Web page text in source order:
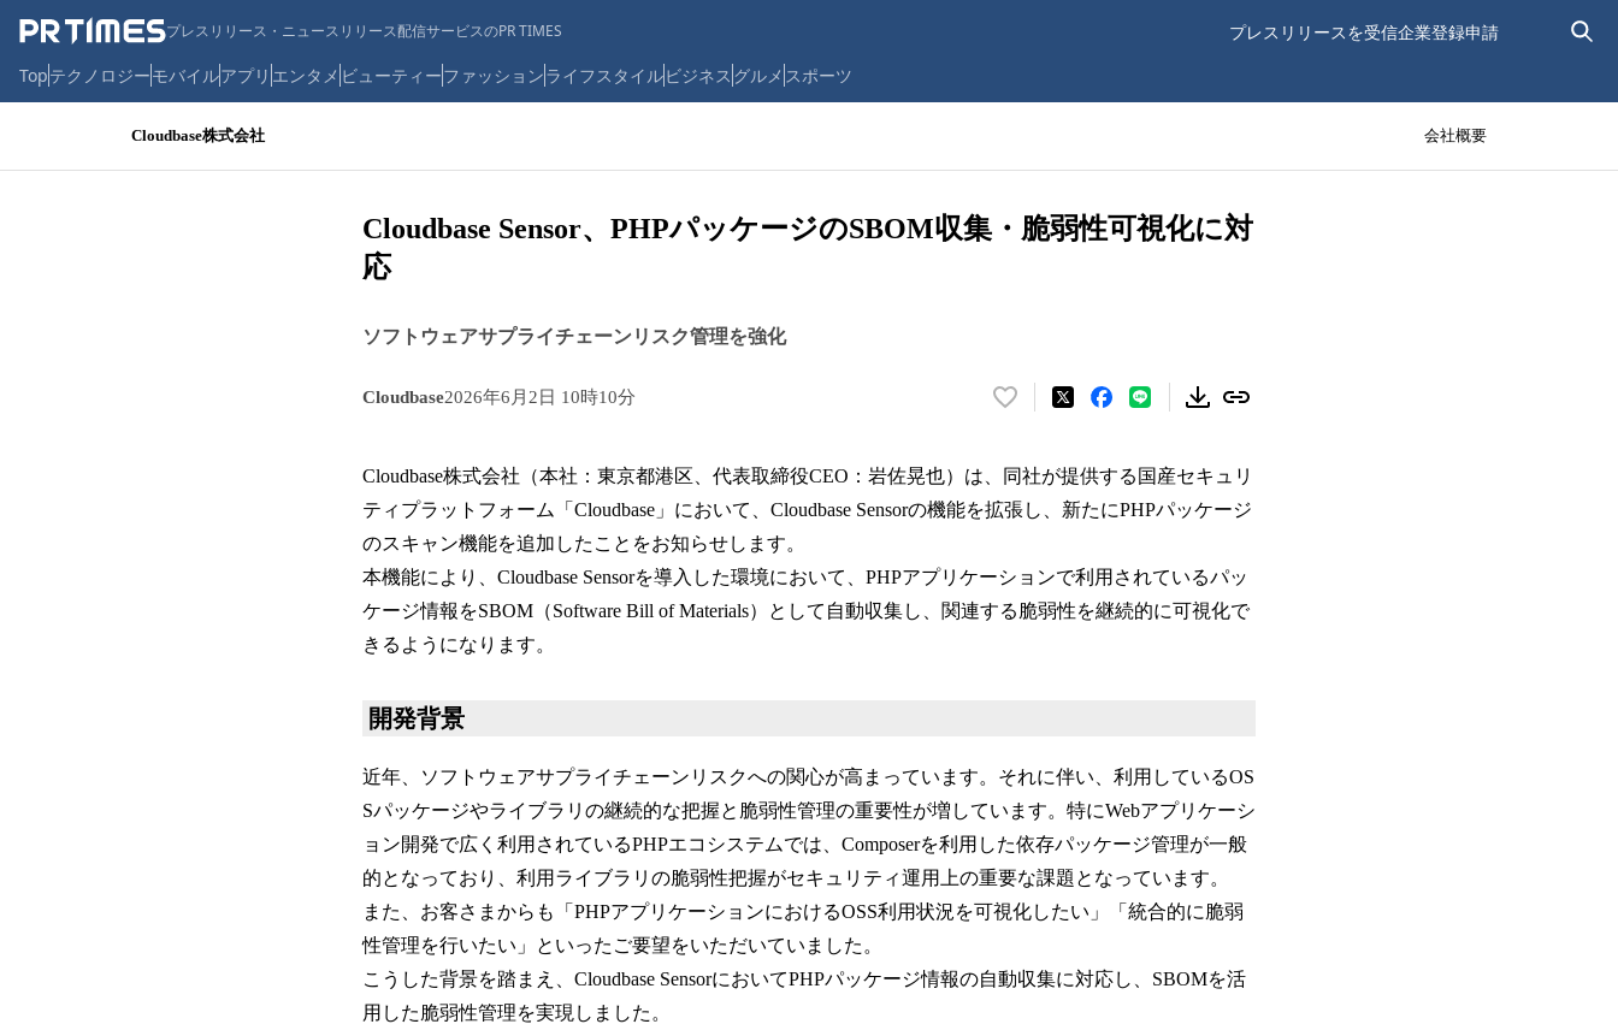
プレスリリース・ニュースリリース配信サービスのPR TIMES プレスリリースを受信企業登録申請
Topテクノロジーモバイルアプリ エンタメ ビューティーファッションライフスタイルビジネス グルメ スポーツ
Cloudbase株式会社 会社概要
Cloudbase Sensor、PHPパッケージのSBOM収集・脆弱性可視化に対
応
ソフトウェアサプライチェーンリスク管理を強化
Cloudbase2026年6月2日 10時10分
い
！
数
み
込
Cloudbase株式会社（本社：東京都港区、代表取締役CEO：岩佐晃也）は、同社が提供する国産セキュリ
ティプラットフォーム「Cloudbase」において、Cloudbase Sensorの機能を拡張し、新たにPHPパッケージ
のスキャン機能を追加したことをお知らせします。
本機能により、Cloudbase Sensorを導入した環境において、PHPアプリケーションで利用されているパッ
ケージ情報をSBOM（Software Bill of Materials）として自動収集し、関連する脆弱性を継続的に可視化で
きるようになります。
開発背景
近年、ソフトウェアサプライチェーンリスクへの関心が高まっています。それに伴い、利用しているOS
Sパッケージやライブラリの継続的な把握と脆弱性管理の重要性が増しています。特にWebアプリケーシ
ョン開発で広く利用されているPHPエコシステムでは、Composerを利用した依存パッケージ管理が一般
的となっており、利用ライブラリの脆弱性把握がセキュリティ運用上の重要な課題となっています。
また、お客さまからも「PHPアプリケーションにおけるOSS利用状況を可視化したい」「統合的に脆弱
性管理を行いたい」といったご要望をいただいていました。
こうした背景を踏まえ、Cloudbase SensorにおいてPHPパッケージ情報の自動収集に対応し、SBOMを活
用した脆弱性管理を実現しました。